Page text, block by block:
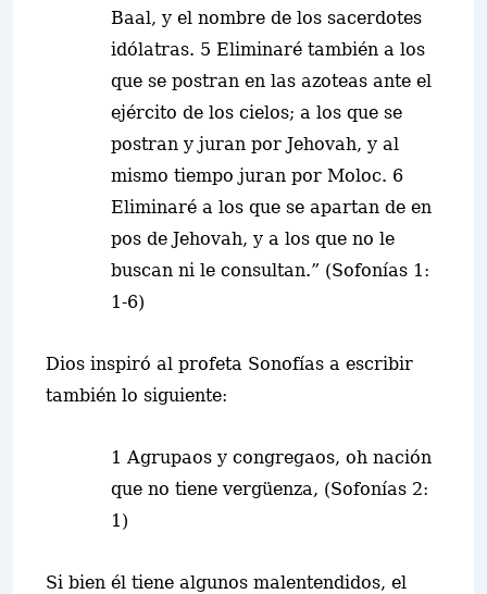
Baal, y el nombre de los sacerdotes
idólatras. 5 Eliminaré también a los
que se postran en las azoteas ante el
ejército de los cielos; a los que se
postran y juran por Jehovah, y al
mismo tiempo juran por Moloc. 6
Eliminaré a los que se apartan de en
pos de Jehovah, y a los que no le
buscan ni le consultan.” (Sofonías 1:
1-6)
Dios inspiró al profeta Sonofías a escribir
también lo siguiente:
1 Agrupaos y congregaos, oh nación
que no tiene vergüenza, (Sofonías 2:
1)
Si bien él tiene algunos malentendidos, el